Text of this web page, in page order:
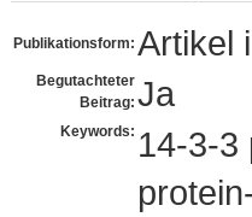
Publikationsform: Artikel
Begutachteter
Beitrag: Ja
Keywords: 14-3-3